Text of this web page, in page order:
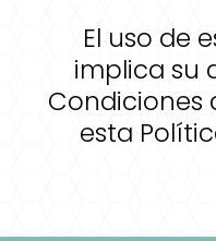
El uso de
implica su
Condiciones
esta